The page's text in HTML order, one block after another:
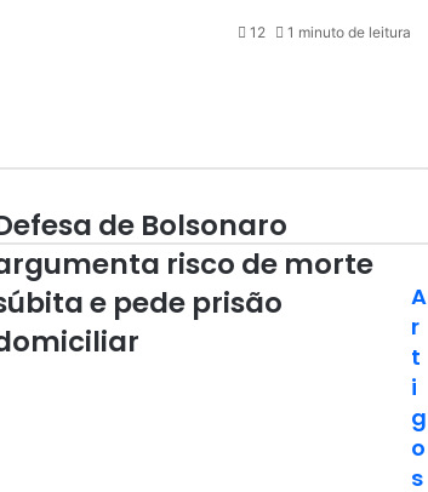
12 1 minuto de leitura
de Bolsonaro
risco de morte
e pede prisão
A
r
t
i
g
o
s